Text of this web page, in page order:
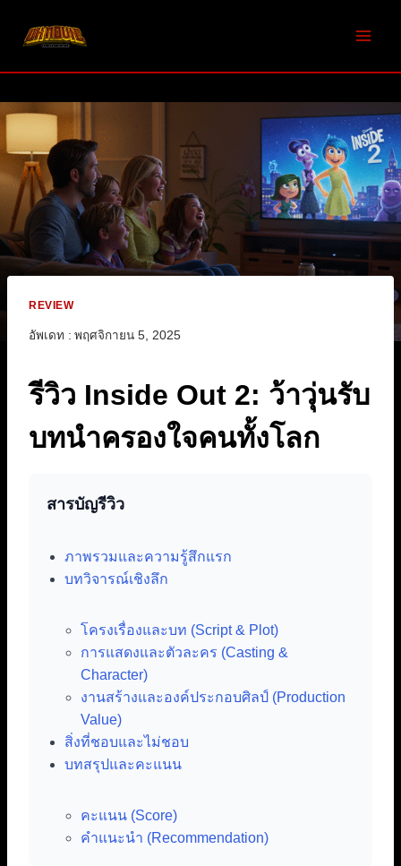
REVIEW
อัพเดท : พฤศจิกายน 5, 2025
รีวิว Inside Out 2: ว้าวุ่นรับ
บทนำครองใจคนทั้งโลก
สารบัญรีวิว
ภาพรวมและความรู้สึกแรก
บทวิจารณ์เชิงลึก
โครงเรื่องและบท (Script & Plot)
การแสดงและตัวละคร (Casting &
Character)
งานสร้างและองค์ประกอบศิลป์ (Production
Value)
สิ่งที่ชอบและไม่ชอบ
บทสรุปและคะแนน
คะแนน (Score)
คำแนะนำ (Recommendation)